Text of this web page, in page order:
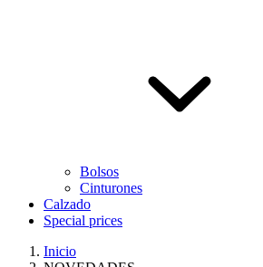
Bolsos
Cinturones
Calzado
Special prices
Inicio